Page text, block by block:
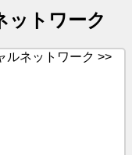
ットワーク
ルネットワーク >>